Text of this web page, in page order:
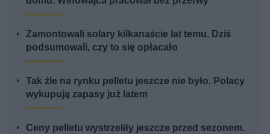
Zamontowali solary kilkanaście lat temu. Dziś
podsumowali, czy to się opłacało
Tak źle na rynku pelletu jeszcze nie było. Polacy
wykupują zapasy już latem
Ceny pelletu wystrzeliły jeszcze przed sezonem.